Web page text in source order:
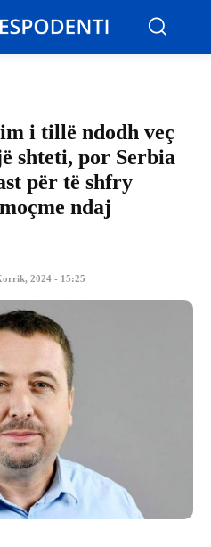
i tillë ndodh veç
shteti, por Serbia
për të shfry
ndaj
2024 - 15:25